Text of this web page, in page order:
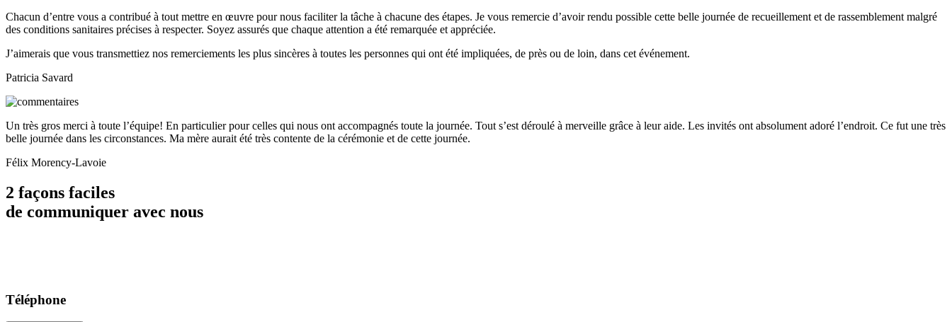
Chacun d’entre vous a contribué à tout mettre en œuvre pour nous faciliter la tâche à chacune des étapes. Je vous remercie d’avoir rendu possible cette belle journée de recueillement et de rassemblement malgré
des conditions sanitaires précises à respecter. Soyez assurés que chaque attention a été remarquée et appréciée.
J’aimerais que vous transmettiez nos remerciements les plus sincères à toutes les personnes qui ont été impliquées, de près ou de loin, dans cet événement.
Patricia Savard
Un très gros merci à toute l’équipe! En particulier pour celles qui nous ont accompagnés toute la journée. Tout s’est déroulé à merveille grâce à leur aide. Les invités ont absolument adoré l’endroit. Ce fut une très
belle journée dans les circonstances. Ma mère aurait été très contente de la cérémonie et de cette journée.
Félix Morency-Lavoie
2 façons faciles
de communiquer avec nous
Téléphone